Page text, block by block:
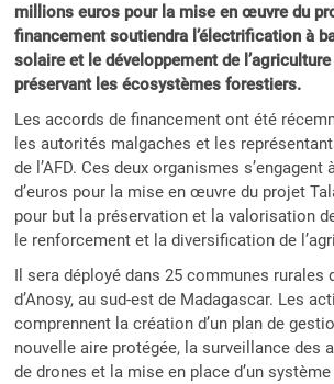
millions euros pour la mise en œuvre du
financement soutiendra l’électrification à
solaire et le développement de
préservant les écosystèmes forestiers.
Les accords de financement ont été
les autorités malgaches et les
de l’AFD. Ces deux organismes
d’euros pour la mise en œuvre du projet
pour but la préservation et la valorisation
le renforcement et la diversification de
Il sera déployé dans 25 communes rurales
d’Anosy, au sud-est de Madagascar. Les
comprennent la création d’un plan de
nouvelle aire protégée, la surveillance des
de drones et la mise en place d’un système